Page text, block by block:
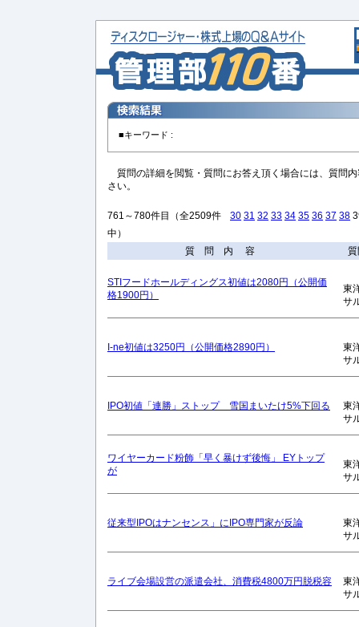
■キーワード :
質問の詳細を閲覧・質問にお答え頂く場合には、質問
さい。
761～780件目（全2509件
中）
30 31 32 33 34 35 36 37 38
質 問 内 容
STIフードホールディングス初値は2080円（公開価
格1900円）
東
サ
I-ne初値は3250円（公開価格2890円）
東
サ
IPO初値「連勝」ストップ 雪国まいたけ5%下回る
東
サ
ワイヤーカード粉飾「早く暴けず後悔」 EYトップ
が
東
サ
従来型IPOはナンセンス」にIPO専門家が反論
東
サ
ライブ会場設営の派遣会社、消費税4800万円脱税容
東
サ